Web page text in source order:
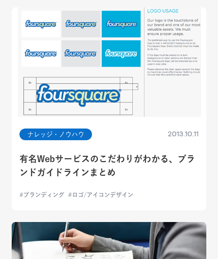
ナレッジ・ノウハウ 2013.10.11
有名Webサービスのこだわりがわかる、ブラ
ンドガイドラインまとめ
ブランディング ロゴ/アイコンデザイン